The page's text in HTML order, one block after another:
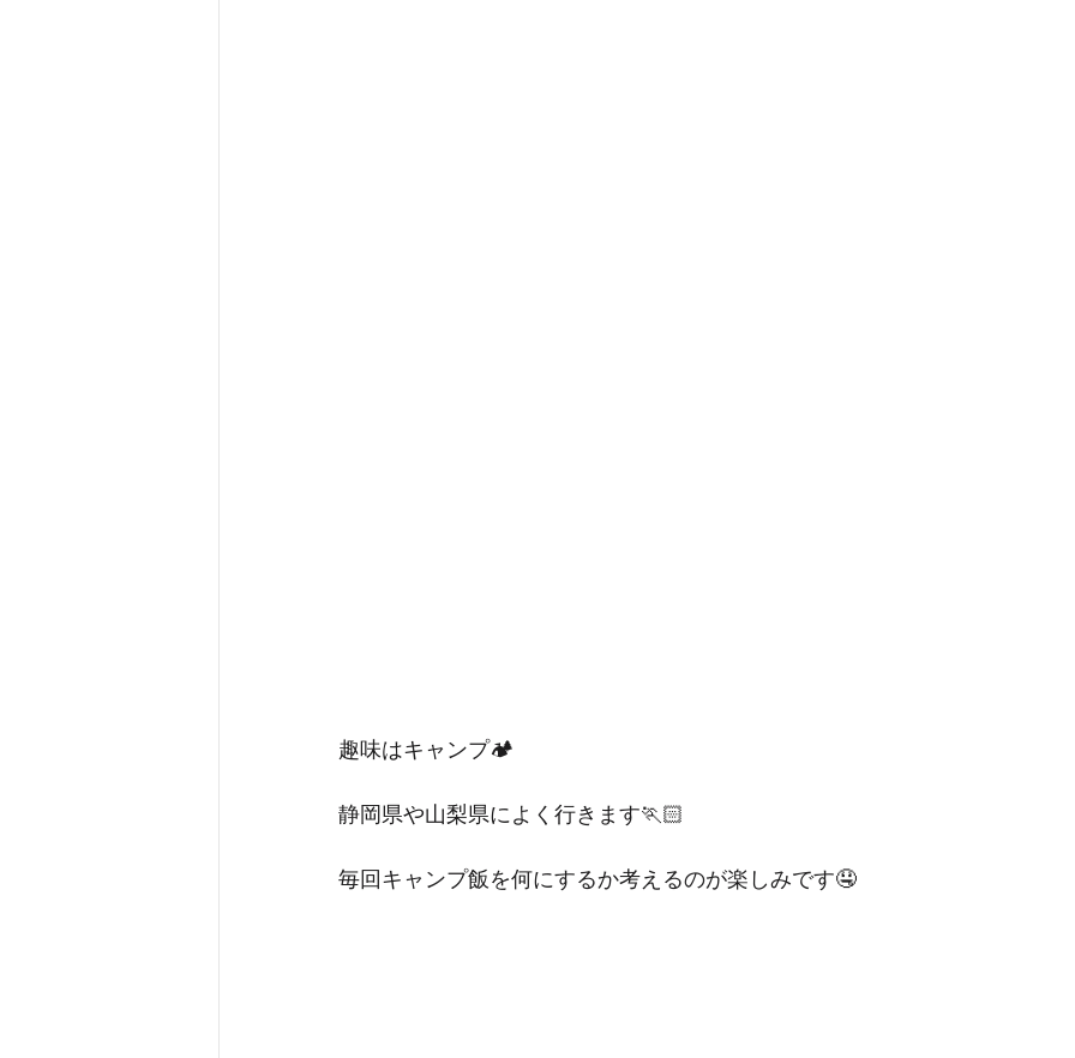
趣味はキャンプ🏕️
静岡県や山梨県によく行きます🏃🏻
毎回キャンプ飯を何にするか考えるのが楽しみです🤤